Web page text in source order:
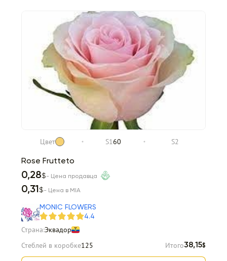
Цвет S160 S2
Rose Frutteto
0,28$- Цена продавца
0,31$- Цена в MIA
MONIC FLOWERS
4.4
Страна:Эквадор
Стеблей в коробке125 Итого38,15$